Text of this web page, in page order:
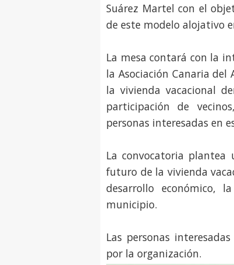
Suárez Martel con el
de este modelo alojativo
La mesa contará con la
la Asociación Canaria del
la vivienda vacacional
participación de
personas interesadas en
La convocatoria plantea
futuro de la vivienda
desarrollo económico,
municipio.
Las personas
por la organización.